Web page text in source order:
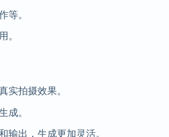
等。
。
实拍摄效果。
成。
输出，生成更加灵活。